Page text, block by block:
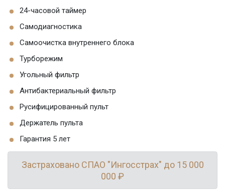
24-часовой таймер
Самодиагностика
Самоочистка внутреннего блока
Турборежим
Угольный фильтр
Антибактериальный фильтр
Русифицированный пульт
Держатель пульта
Гарантия 5 лет
Застраховано СПАО "Ингосстрах" до 15 000
000 ₽